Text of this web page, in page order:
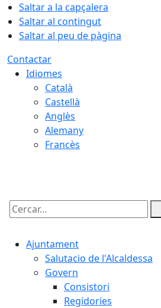
Saltar a la capçalera
Saltar al contingut
Saltar al peu de pàgina
Contactar
Idiomes
Català
Castellà
Anglès
Alemany
Francès
Cercar:
Ajuntament
Salutacio de l'Alcaldessa
Govern
Consistori
Regidories